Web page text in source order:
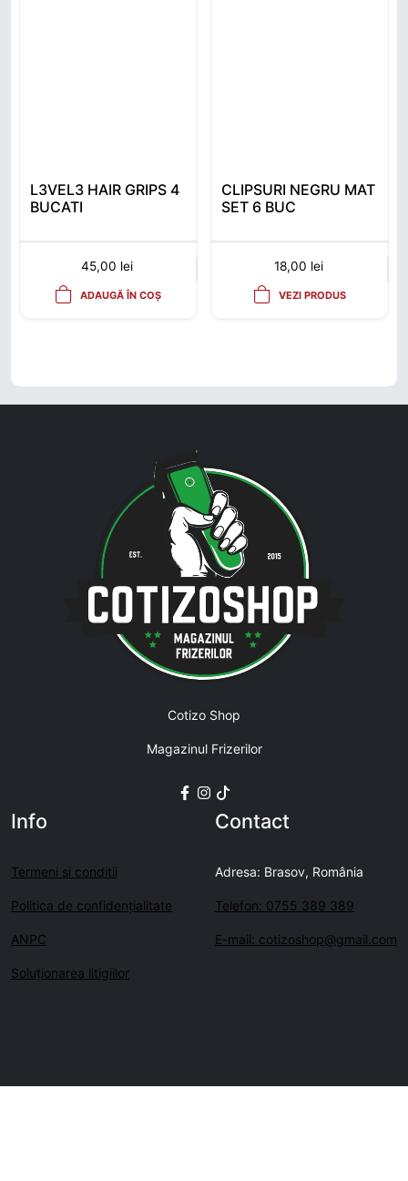
L3VEL3 HAIR GRIPS 4
BUCATI
45,00 lei
ADAUGĂ ÎN COȘ
CLIPSURI NEGRU MAT
SET 6 BUC
18,00 lei
VEZI PRODUS
Cotizo Shop
Magazinul Frizerilor
Info
Termeni si conditii
Politica de confidenţialitate
ANPC
Soluționarea litigiilor
Contact
Adresa: Brasov, România
Telefon: 0755 389 389
E-mail: cotizoshop@gmail.com